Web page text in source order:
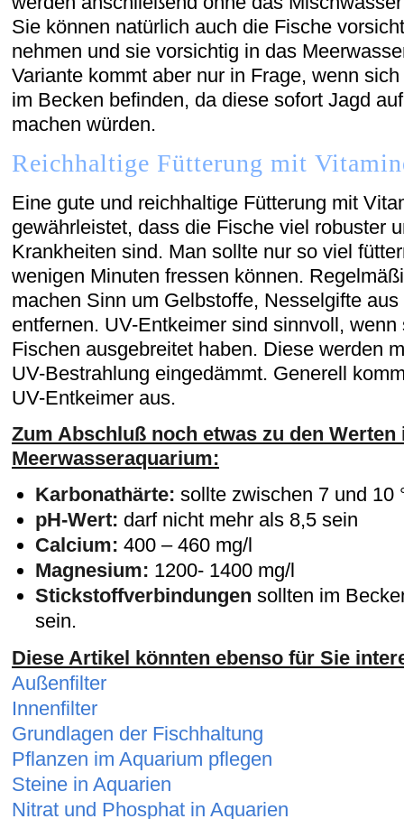
Sie können natürlich auch die Fische
nehmen und sie vorsichtig in das
Variante kommt aber nur in Frage, wenn
im Becken befinden, da diese sofort Jagd
machen würden.
Reichhaltige Fütterung mit
Eine gute und reichhaltige Fütterung mit
gewährleistet, dass die Fische viel robuster
Krankheiten sind. Man sollte nur so viel
wenigen Minuten fressen können.
machen Sinn um Gelbstoffe, Nesselgifte
entfernen. UV-Entkeimer sind sinnvoll,
Fischen ausgebreitet haben. Diese werden
UV-Bestrahlung eingedämmt. Generell
UV-Entkeimer aus.
Zum Abschluß noch etwas zu den Werten
Meerwasseraquarium:
Karbonathärte: sollte zwischen 7 und 10
pH-Wert: darf nicht mehr als 8,5 sein
Calcium: 400 – 460 mg/l
Magnesium: 1200- 1400 mg/l
Stickstoffverbindungen sollten im
sein.
Diese Artikel könnten ebenso für Sie
Außenfilter
Innenfilter
Grundlagen der Fischhaltung
Pflanzen im Aquarium pflegen
Steine in Aquarien
Nitrat und Phosphat in Aquarien